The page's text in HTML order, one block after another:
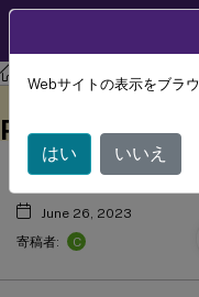
Profile Management
Profile
Plug-in
June 26, 2023
寄稿者:
C
Webサイトの表示をブラ
はい いいえ